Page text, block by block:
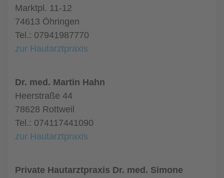
Marktpl. 11-12
74613 Öhringen
Tel.: 07941987770
zur Hautarztpraxis
Dr. med. Martin Hahn
Heerstraße 44
78628 Rottweil
Tel.: 074117441090
zur Hautarztpraxis
Private Hautarztpraxis Dr. med. Simone